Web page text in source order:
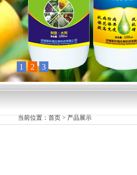
当前位置：首页 > 产品展示